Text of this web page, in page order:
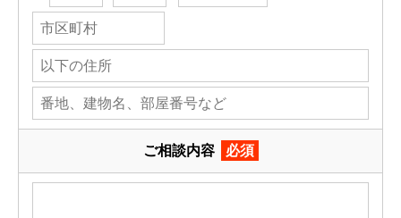
ご相談内容 必須